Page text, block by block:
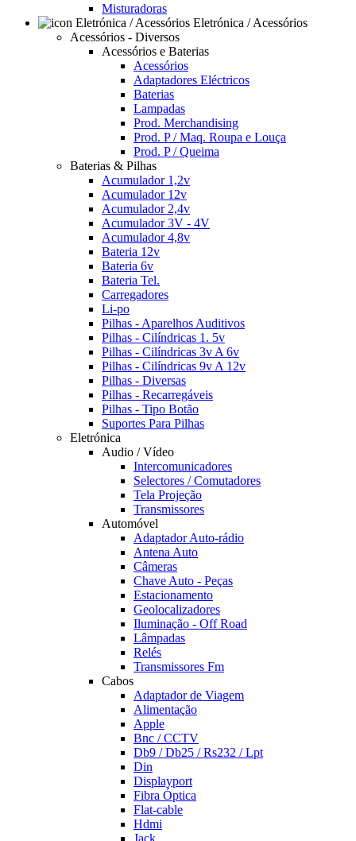
Misturadoras
Eletrónica / Acessórios
Acessórios - Diversos
Acessórios e Baterias
Acessórios
Adaptadores Eléctricos
Baterias
Lampadas
Prod. Merchandising
Prod. P / Maq. Roupa e Louça
Prod. P / Queima
Baterias & Pilhas
Acumulador 1,2v
Acumulador 12v
Acumulador 2,4v
Acumulador 3V - 4V
Acumulador 4,8v
Bateria 12v
Bateria 6v
Bateria Tel.
Carregadores
Li-po
Pilhas - Aparelhos Auditivos
Pilhas - Cilíndricas 1. 5v
Pilhas - Cilíndricas 3v A 6v
Pilhas - Cilíndricas 9v A 12v
Pilhas - Diversas
Pilhas - Recarregáveis
Pilhas - Tipo Botão
Suportes Para Pilhas
Eletrónica
Audio / Vídeo
Intercomunicadores
Selectores / Comutadores
Tela Projeção
Transmissores
Automóvel
Adaptador Auto-rádio
Antena Auto
Câmeras
Chave Auto - Peças
Estacionamento
Geolocalizadores
Iluminação - Off Road
Lâmpadas
Relés
Transmissores Fm
Cabos
Adaptador de Viagem
Alimentação
Apple
Bnc / CCTV
Db9 / Db25 / Rs232 / Lpt
Din
Displayport
Fibra Óptica
Flat-cable
Hdmi
Jack